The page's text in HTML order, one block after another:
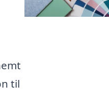
til